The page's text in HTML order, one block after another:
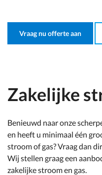
Vraag nu offerte aan
Zakelijke
Benieuwd naar onze
en heeft u minimaal één
stroom of gas? Vraag dan
Wij stellen graag een
zakelijke stroom en gas.